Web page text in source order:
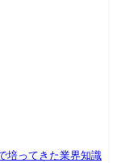
培ってきた業界知識